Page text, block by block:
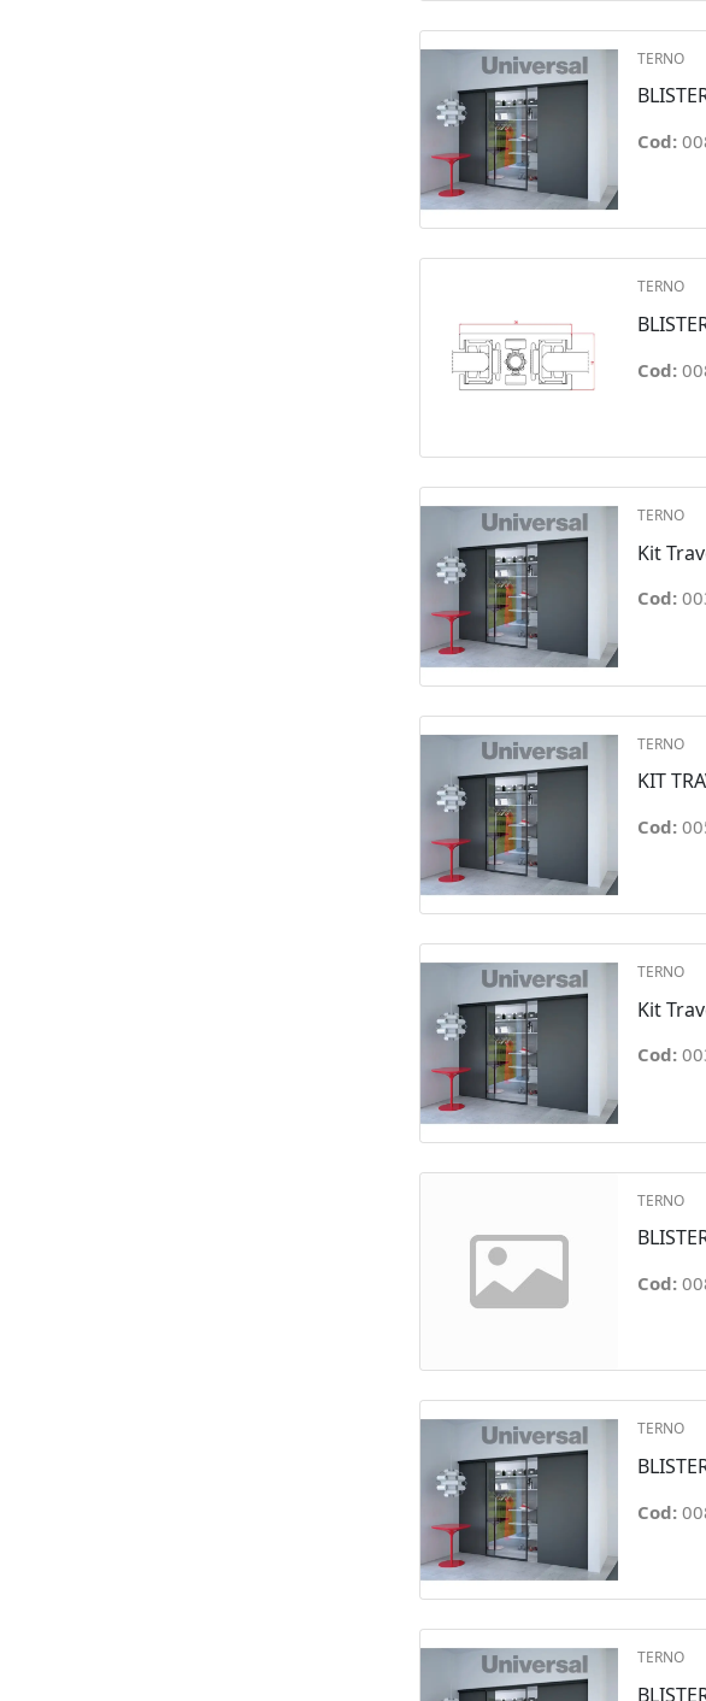
TERNO
Cod:
TERNO
Cod:
TERNO
Kit
Cod:
TERNO
KIT
Cod:
TERNO
Kit
Cod:
TERNO
Cod:
TERNO
Cod:
TERNO